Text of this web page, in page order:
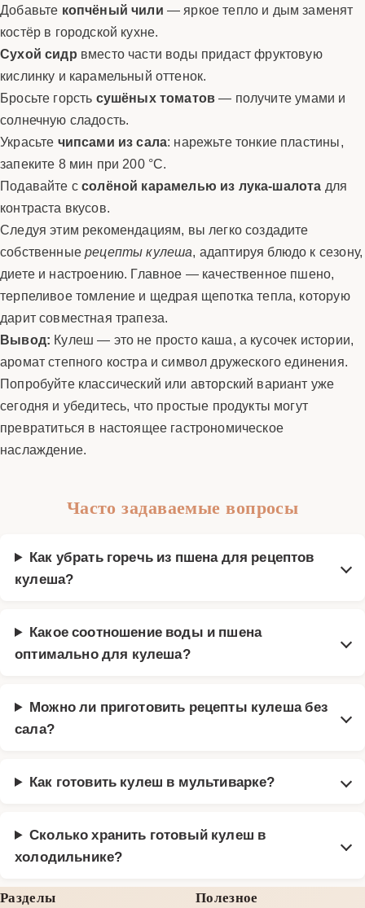
Добавьте копчёный чили — яркое тепло и дым заменят
костёр в городской кухне.
Сухой сидр вместо части воды придаст фруктовую
кислинку и карамельный оттенок.
Бросьте горсть сушёных томатов— получите умами и
солнечную сладость.
Украсьте чипсами из сала: нарежьте тонкие пластины,
запеките 8 мин при 200 °C.
Подавайте ссолёной карамелью из лука-шалота для
контраста вкусов.
Следуя этим рекомендациям, вы легко создадите
собственныерецепты кулеша, адаптируя блюдо к сезону,
диете и настроению. Главное — качественное пшено,
терпеливое томление и щедрая щепотка тепла, которую
дарит совместная трапеза.
Вывод: Кулеш — это не просто каша, а кусочек истории,
аромат степного костра и символ дружеского единения.
Попробуйте классический или авторский вариант уже
сегодня и убедитесь, что простые продукты могут
превратиться в настоящее гастрономическое
наслаждение.
Часто задаваемые вопросы
Как убрать горечь из пшена для рецептов
кулеша?
Какое соотношение воды и пшена
оптимально для кулеша?
Можно ли приготовить рецепты кулеша без
сала?
Как готовить кулеш в мультиварке?
Сколько хранить готовый кулеш в
холодильнике?
Разделы Полезное